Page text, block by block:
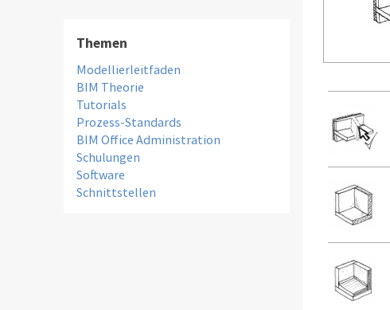
Themen
Modellierleitfaden
BIM Theorie
Tutorials
Prozess-Standards
BIM Office Administration
Schulungen
Software
Schnittstellen